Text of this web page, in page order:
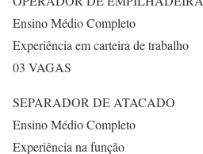
Ensino Médio Completo
Experiência em carteira de trabalho
03 VAGAS
SEPARADOR DE ATACADO
Ensino Médio Completo
Experiência na função